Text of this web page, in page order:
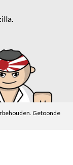
.
Getoonde